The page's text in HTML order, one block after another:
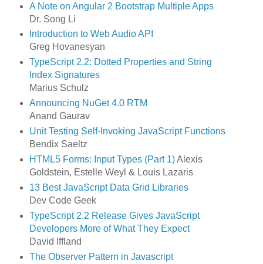
A Note on Angular 2 Bootstrap Multiple Apps
Dr. Song Li
Introduction to Web Audio API
Greg Hovanesyan
TypeScript 2.2: Dotted Properties and String
Index Signatures
Marius Schulz
Announcing NuGet 4.0 RTM
Anand Gaurav
Unit Testing Self-Invoking JavaScript Functions
Bendix Saeltz
HTML5 Forms: Input Types (Part 1)Alexis
Goldstein, Estelle Weyl & Louis Lazaris
13 Best JavaScript Data Grid Libraries
Dev Code Geek
TypeScript 2.2 Release Gives JavaScript
Developers More of What They Expect
David Iffland
The Observer Pattern in Javascript